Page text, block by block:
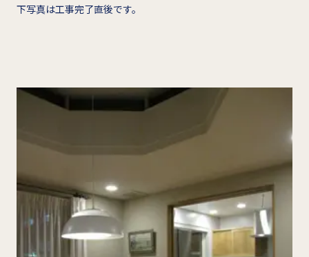
下写真は工事完了直後です。